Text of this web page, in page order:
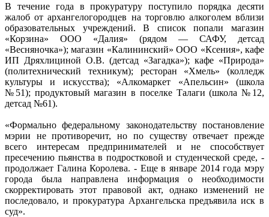
В течение года в прокуратуру поступило порядка десяти
жалоб от архангелогородцев на торговлю алкоголем вблизи
образовательных учреждений. В список попали магазин
«Корзина» ООО «Далия» (рядом — САФУ, детсад
«Весняночка»); магазин «Калининский» ООО «Ксения», кафе
ИП Дряхлициной О.В. (детсад «Загадка»); кафе «Природа»
(политехнический техникум); ресторан «Хмель» (колледж
культуры и искусства); «Алкомаркет «Апельсин» (школа
№51); продуктовый магазин в поселке Талаги (школа №12,
детсад №61).
«Формально федеральному законодательству постановление
мэрии не противоречит, но по существу отвечает прежде
всего интересам предпринимателей и не способствует
пресечению пьянства в подростковой и студенческой среде, -
продолжает Галина Королева. - Еще в январе 2014 года мэру
города была направлена информация о необходимости
скорректировать этот правовой акт, однако изменений не
последовало, и прокуратура Архангельска предъявила иск в
суд».